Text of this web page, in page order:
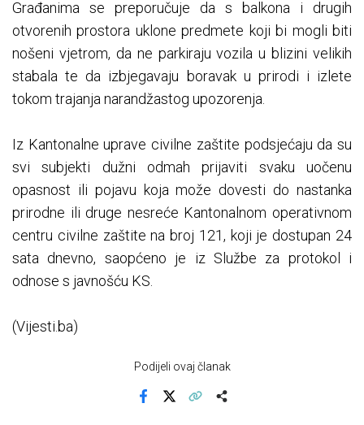
Građanima se preporučuje da s balkona i drugih
otvorenih prostora uklone predmete koji bi mogli biti
nošeni vjetrom, da ne parkiraju vozila u blizini velikih
stabala te da izbjegavaju boravak u prirodi i izlete
tokom trajanja narandžastog upozorenja.
Iz Kantonalne uprave civilne zaštite podsjećaju da su
svi subjekti dužni odmah prijaviti svaku uočenu
opasnost ili pojavu koja može dovesti do nastanka
prirodne ili druge nesreće Kantonalnom operativnom
centru civilne zaštite na broj 121, koji je dostupan 24
sata dnevno, saopćeno je iz Službe za protokol i
odnose s javnošću KS.
(Vijesti.ba)
Podijeli ovaj članak